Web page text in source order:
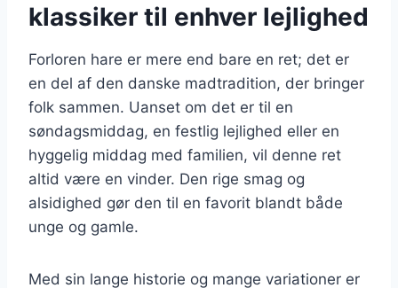
klassiker til enhver lejlighed
Forloren hare er mere end bare en ret; det er
en del af den danske madtradition, der bringer
folk sammen. Uanset om det er til en
søndagsmiddag, en festlig lejlighed eller en
hyggelig middag med familien, vil denne ret
altid være en vinder. Den rige smag og
alsidighed gør den til en favorit blandt både
unge og gamle.
Med sin lange historie og mange variationer er